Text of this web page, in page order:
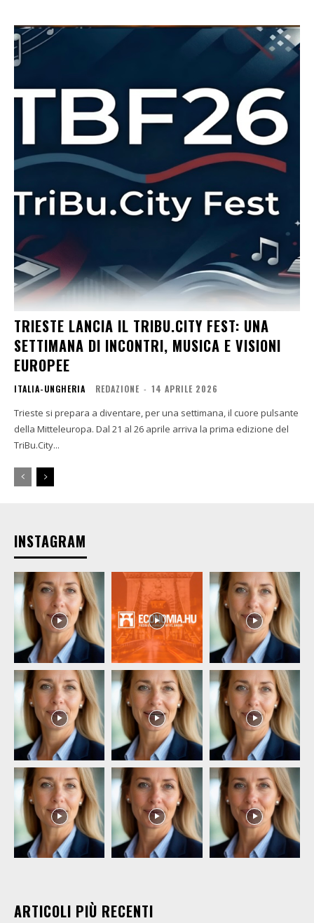
TRIESTE LANCIA IL TRIBU.CITY FEST: UNA
SETTIMANA DI INCONTRI, MUSICA E VISIONI
EUROPEE
ITALIA-UNGHERIA REDAZIONE - 14 APRILE 2026
Trieste si prepara a diventare, per una settimana, il cuore pulsante
della Mitteleuropa. Dal 21 al 26 aprile arriva la prima edizione del
TriBu.City...
INSTAGRAM
ARTICOLI PIÙ RECENTI